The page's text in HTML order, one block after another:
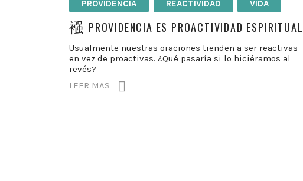
PROVIDENCIA REACTIVIDAD VIDA
PROVIDENCIA ES PROACTIVIDAD ESPIRITUAL
Usualmente nuestras oraciones tienden a ser reactivas
en vez de proactivas. ¿Qué pasaría si lo hiciéramos al
revés?
LEER MAS